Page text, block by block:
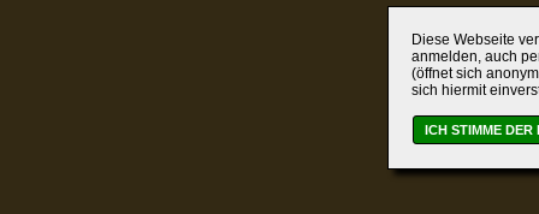
Diese Webseite
anmelden, auch
(öffnet sich
sich hiermit